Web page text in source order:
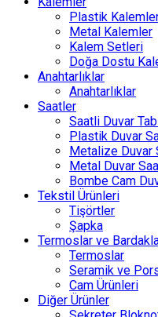
Plastik
Metal Kalemler
Kalem Setleri
Doğa Dostu
Anahtarlıklar
Anahtarlıklar
Saatler
Saatli Duvar
Plastik Duvar
Metalize Duvar
Metal Duvar
Bombe Cam
Tekstil Ürünleri
Tişörtler
Şapka
Termoslar ve
Termoslar
Seramik ve
Cam Ürünleri
Diğer Ürünler